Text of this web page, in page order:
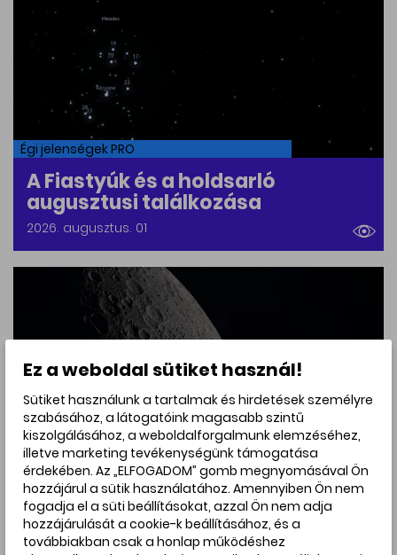
Égi jelenségek PRO
A Fiastyúk és a holdsarló
augusztusi találkozása
2026. augusztus. 01
Kutatás, felfedezés
Lehet, hogy egy Hold méretű
Ez a weboldal sütiket használ!
Sütiket használunk a tartalmak és hirdetések személyre
szabásához, a látogatóink magasabb szintű
kiszolgálásához, a weboldalforgalmunk elemzéséhez,
illetve marketing tevékenységünk támogatása
érdekében. Az „ELFOGADOM” gomb megnyomásával Ön
hozzájárul a sütik használatához. Amennyiben Ön nem
fogadja el a süti beállításokat, azzal Ön nem adja
hozzájárulását a cookie-k beállításához, és a
továbbiakban csak a honlap működéshez